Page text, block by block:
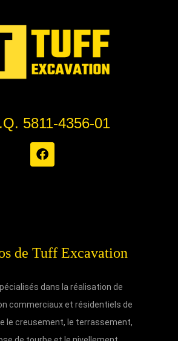
5811-4356-01
de Tuff Excavation
dans la réalisation de
commerciaux et résidentiels de
le creusement, le terrassement,